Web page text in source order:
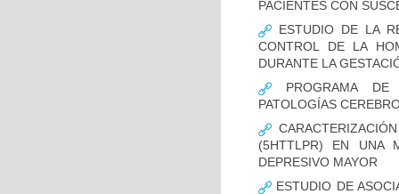
PACIENTES CON
ESTUDIO DE LA
CONTROL DE LA
DURANTE LA
PROGRAMA DE
PATOLOGÍAS
(5HTTLPR) EN UNA
DEPRESIVO MAYOR
ESTUDIO DE